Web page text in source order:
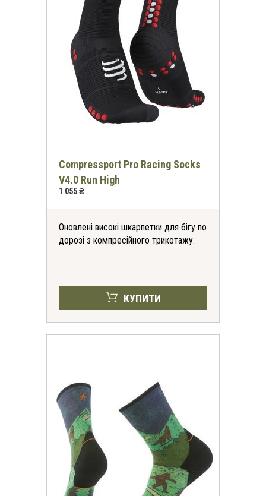
Compressport Pro Racing Socks
V4.0 Run High
1 055 ₴
Оновлені високі шкарпетки для бігу по
дорозі з компресійного трикотажу.
КУПИТИ